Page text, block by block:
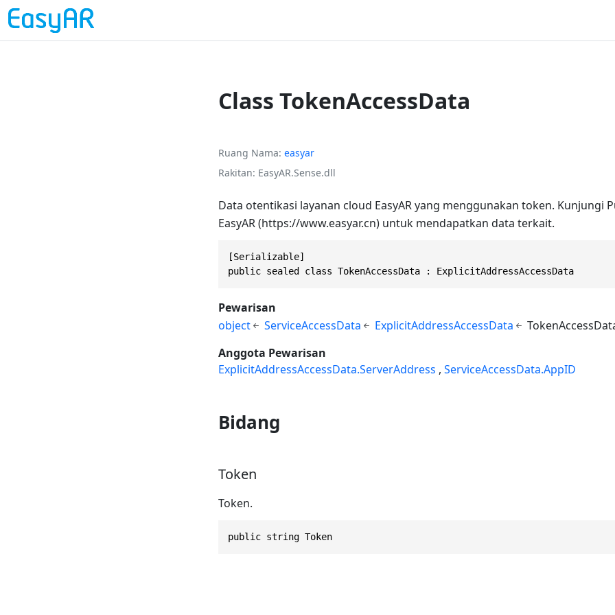
Class TokenAccessData
Ruang Nama easyar
Rakitan EasyAR.Sense.dll
Data otentikasi layanan cloud EasyAR yang menggunakan token. Kunjungi
EasyAR (https://www.easyar.cn) untuk mendapatkan data terkait.
[Serializable]
public sealed class TokenAccessData : ExplicitAddressAccessData
Pewarisan
object
ServiceAccessData ExplicitAddressAccessData
Anggota Pewarisan
ExplicitAddressAccessData.ServerAddress ServiceAccessData.AppID
Bidang
Token
Token.
public string Token